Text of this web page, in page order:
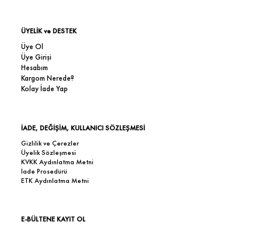
ÜYELİK ve DESTEK
Üye Ol
Üye Girişi
Hesabım
Kargom Nerede?
Kolay İade Yap
İADE, DEĞİŞİM, KULLANICI SÖZLEŞMESİ
Gizlilik ve Çerezler
Üyelik Sözleşmesi
KVKK Aydınlatma Metni
İade Prosedürü
ETK Aydınlatma Metni
E-BÜLTENE KAYIT OL